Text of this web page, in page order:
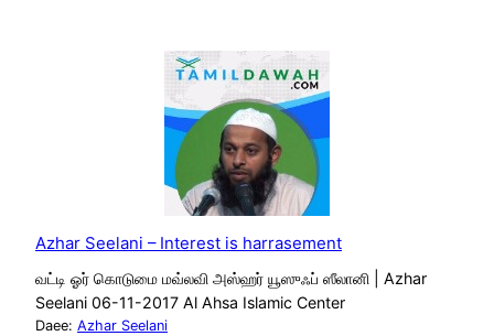
Azhar Seelani – Interest is harrasement
வட்டி ஓர் கொடுமை மவ்லவி அஸ்ஹர் யூஸுஃப் ஸீலானி | Azhar
Seelani 06-11-2017 Al Ahsa Islamic Center
Daee: Azhar Seelani